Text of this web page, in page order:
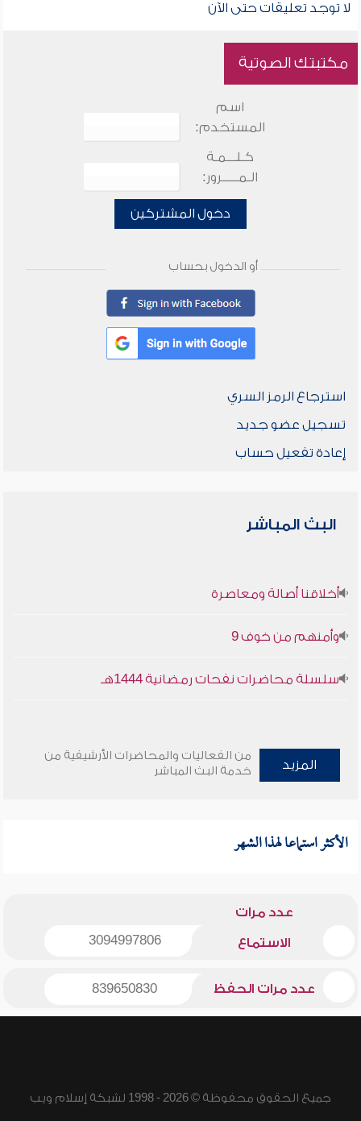
لا توجد تعليقات حتى الآن
مكتبتك الصوتية
اسم
المستخدم:
كـلـــمـة
الـمـــــرور:
دخول المشتركين
أو الدخول بحساب
استرجاع الرمز السري
تسجيل عضو جديد
إعادة تفعيل حساب
البث المباشر
أخلاقنا أصالة ومعاصرة
وأمنهم من خوف 9
سلسلة محاضرات نفحات رمضانية 1444هـ
المزيد
من الفعاليات والمحاضرات الأرشيفية من
خدمة البث المباشر
الأكثر استماعا لهذا الشهر
عدد مرات
الاستماع 3094997806
عدد مرات الحفظ 839650830
جميع الحقوق محفوظة © 2026 - 1998 لشبكة إسلام ويب